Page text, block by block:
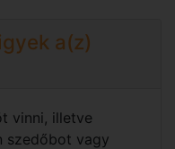
a(z)
vinni, illetve
szedőbot vagy